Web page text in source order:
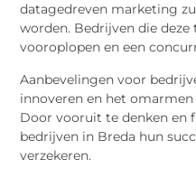
datagedreven marketing
worden. Bedrijven die
vooroplopen en een
Aanbevelingen voor
innoveren en het
Door vooruit te denken en
bedrijven in Breda hun
verzekeren.